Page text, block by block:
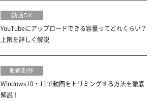
動画DX
YouTubeにアップロードできる容量ってどれくらい？
上限を詳しく解説
動画制作
Windows10・11で動画をトリミングする方法を徹底
解説！